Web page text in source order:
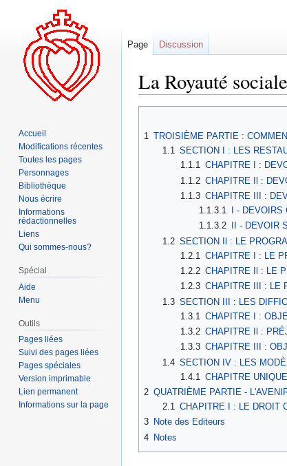
La Royauté
navigation
1 TROISIÈME PARTIE :
1.1 SECTION I : LES
1.1.1 CHAPITRE I :
1.1.2 CHAPITRE Il :
1.1.3 CHAPITRE III :
1.1.3.1
I -
1.1.3.2
II - DEVOIR
1.2 SECTION Il : LE
1.2.1
CHAPITRE I : LE
1.2.2 CHAPITRE Il : LE
1.2.3 CHAPITRE III : LE
1.3 SECTION III : LES
1.3.1
CHAPITRE I :
1.3.2 CHAPITRE Il :
1.3.3 CHAPITRE III :
1.4 SECTION IV : LES
1.4.1
CHAPITRE
2 QUATRIÈME PARTIE -
2.1 CHAPITRE I : LE DROIT
3 Note des Editeurs
4 Notes
Page Discussion
Accueil
Modifications récentes
Toutes les pages
Personnages
Bibliothèque
Nous écrire
Informations
rédactionnelles
Liens
Qui sommes-nous?
Spécial
Aide
Menu
Outils
Pages liées
Suivi des pages liées
Pages spéciales
Version imprimable
Lien permanent
Informations sur la page